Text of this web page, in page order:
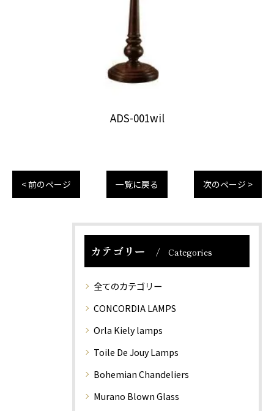
ADS-001wil
< 前のページ 一覧に戻る 次のページ >
カテゴリー Categories
全てのカテゴリー
CONCORDIA LAMPS
Orla Kiely lamps
Toile De Jouy Lamps
Bohemian Chandeliers
Murano Blown Glass